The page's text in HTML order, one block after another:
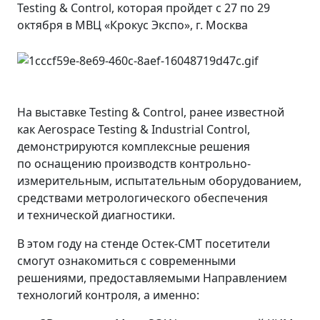
Testing & Control, которая пройдет с 27 по 29
октября в МВЦ «Крокус Экспо», г. Москва
На выставке Testing & Control, ранее известной
как Aerospace Testing & Industrial Control,
демонстрируются комплексные решения
по оснащению производств контрольно-
измерительным, испытательным оборудованием,
средствами метрологического обеспечения
и технической диагностики.
В этом году на стенде Остек-СМТ посетители
смогут ознакомиться с современными
решениями, предоставляемыми Направлением
технологий контроля, а именно: